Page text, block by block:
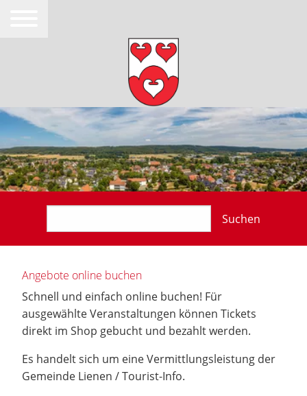
Suchen
Angebote online buchen
Schnell und einfach online buchen! Für
ausgewählte Veranstaltungen können Tickets
direkt im Shop gebucht und bezahlt werden.
Es handelt sich um eine Vermittlungsleistung der
Gemeinde Lienen / Tourist-Info.